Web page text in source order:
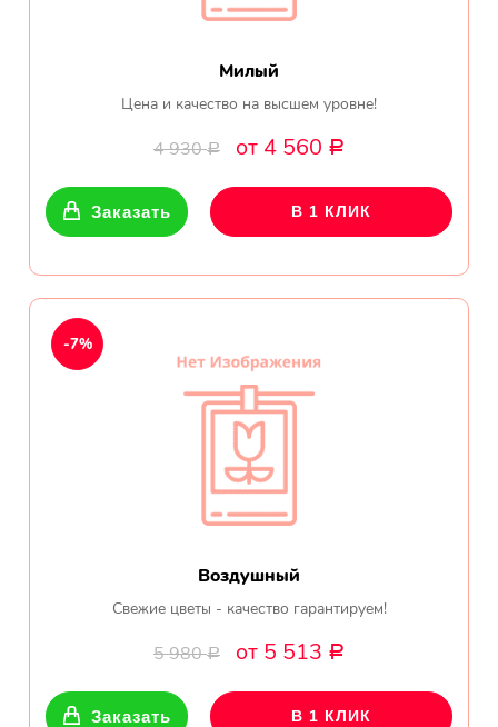
Милый
Цена и качество на высшем уровне!
4 930Р от 4 560 Р
Заказать В 1 КЛИК
Воздушный
Свежие цветы - качество гарантируем!
5 980Р от 5 513 Р
-7%
Заказать В 1 КЛИК